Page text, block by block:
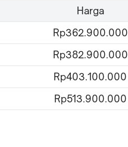
Harga
Rp362.900.000
Rp382.900.000
Rp403.100.000
Rp513.900.000